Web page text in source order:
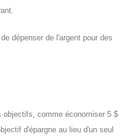
dépenser de l'argent pour des
comme économiser 5 $
d'épargne au lieu d'un seul